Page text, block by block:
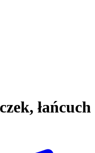
łańcuch